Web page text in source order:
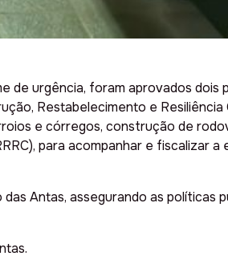
de urgência, foram aprovados dois
Restabelecimento e Resiliência
e córregos, construção de
para acompanhar e fiscalizar a
Antas, assegurando as políticas